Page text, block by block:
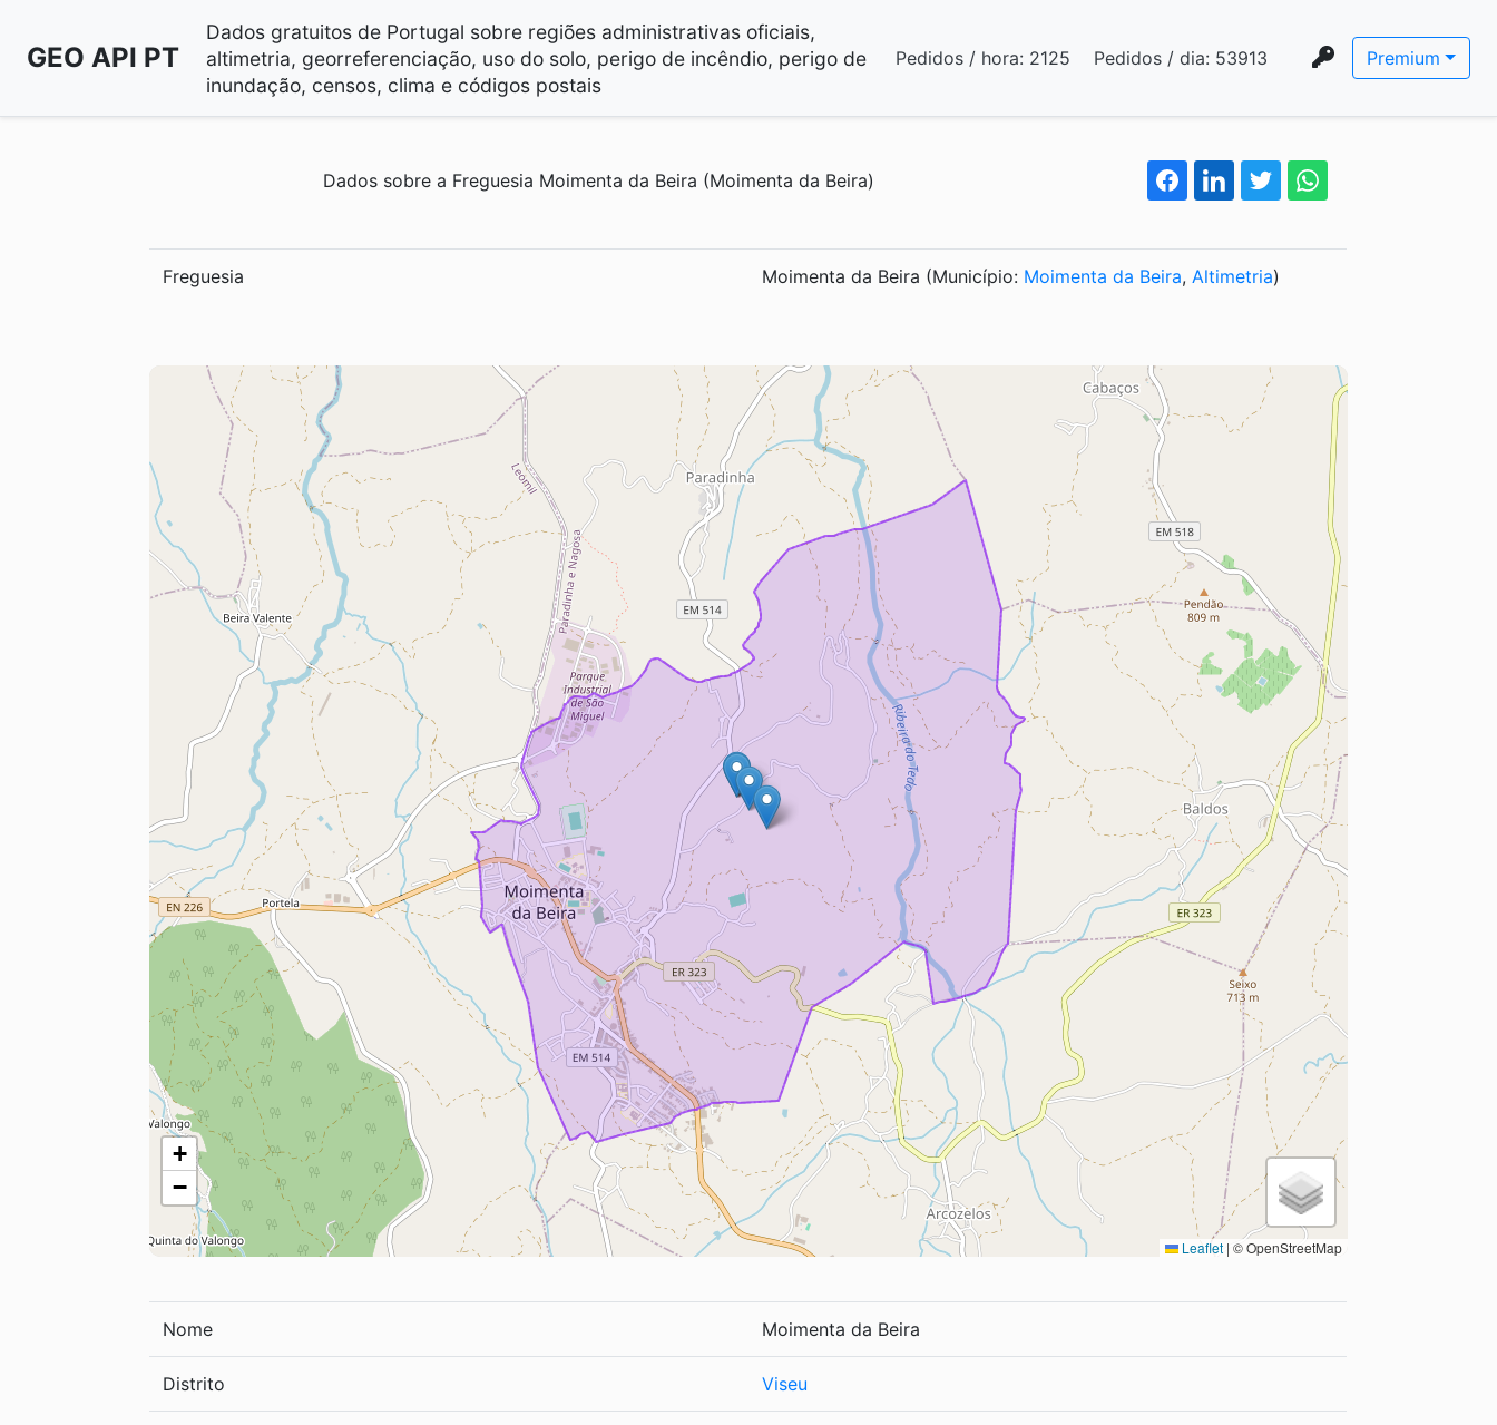
GEO API PT
Dados gratuitos de Portugal sobre regiões administrativas oficiais,
altimetria, georreferenciação, uso do solo, perigo de incêndio, perigo de
inundação, censos, clima e códigos postais
Pedidos / hora: 2125 Pedidos / dia: 53913 Premium
Dados sobre a Freguesia Moimenta da Beira (Moimenta da Beira)
Freguesia Moimenta da Beira (Município: Moimenta da Beira,Altimetria)
+
−
Leaflet | © OpenStreetMap
Nome Moimenta da Beira
Distrito Viseu